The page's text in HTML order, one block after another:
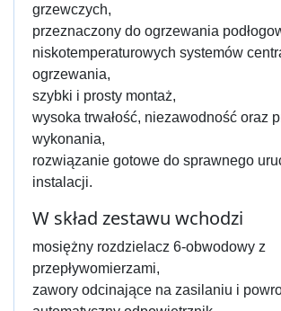
grzewczych,
przeznaczony do ogrzewania
niskotemperaturowych systemów
ogrzewania,
szybki i prosty montaż,
wysoka trwałość, niezawodność oraz
wykonania,
rozwiązanie gotowe do sprawnego
instalacji.
W skład zestawu wchodzi
mosiężny rozdzielacz 6-obwodowy z
przepływomierzami,
zawory odcinające na zasilaniu i